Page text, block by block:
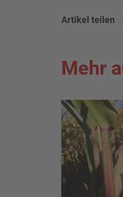
Artikel teilen
Mehr